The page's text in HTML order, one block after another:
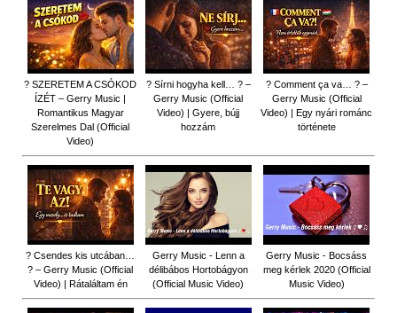
? SZERETEM A CSÓKOD
ÍZÉT – Gerry Music |
Romantikus Magyar
Szerelmes Dal (Official
Video)
? Sírni hogyha kell… ? –
Gerry Music (Official
Video) | Gyere, bújj
hozzám
? Comment ça va… ? –
Gerry Music (Official
Video) | Egy nyári románc
története
? Csendes kis utcában…
? – Gerry Music (Official
Video) | Rátaláltam én
Gerry Music - Lenn a
délibábos Hortobágyon
(Official Music Video)
Gerry Music - Bocsáss
meg kérlek 2020 (Official
Music Video)